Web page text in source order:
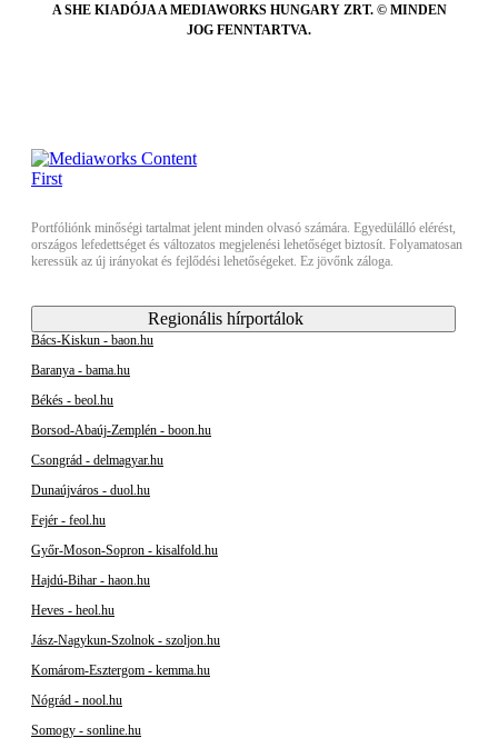
A SHE KIADÓJA A MEDIAWORKS HUNGARY ZRT. © MINDEN
JOG FENNTARTVA.
Portfóliónk minőségi tartalmat jelent minden olvasó számára. Egyedülálló elérést,
országos lefedettséget és változatos megjelenési lehetőséget biztosít. Folyamatosan
keressük az új irányokat és fejlődési lehetőségeket. Ez jövőnk záloga.
Regionális hírportálok
Bács-Kiskun - baon.hu
Baranya - bama.hu
Békés - beol.hu
Borsod-Abaúj-Zemplén - boon.hu
Csongrád - delmagyar.hu
Dunaújváros - duol.hu
Fejér - feol.hu
Győr-Moson-Sopron - kisalfold.hu
Hajdú-Bihar - haon.hu
Heves - heol.hu
Jász-Nagykun-Szolnok - szoljon.hu
Komárom-Esztergom - kemma.hu
Nógrád - nool.hu
Somogy - sonline.hu